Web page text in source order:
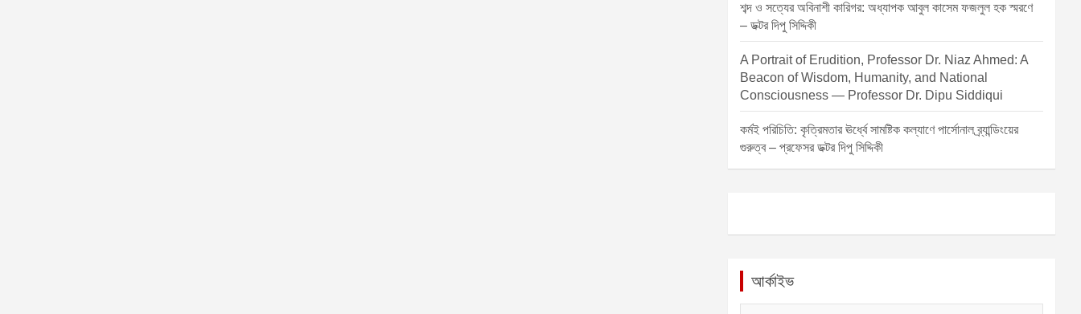
শব্দ ও সত্যের অবিনাশী কারিগর: অধ্যাপক আবুল কাসেম ফজলুল হক স্মরণে
– ডক্টর দিপু সিদ্দিকী
A Portrait of Erudition, Professor Dr. Niaz Ahmed: A
Beacon of Wisdom, Humanity, and National
Consciousness — Professor Dr. Dipu Siddiqui
কর্মই পরিচিতি: কৃত্রিমতার ঊর্ধ্বে সামষ্টিক কল্যাণে পার্সোনাল ব্র্যান্ডিংয়ের
গুরুত্ব – প্রফেসর ডক্টর দিপু সিদ্দিকী
আর্কাইভ